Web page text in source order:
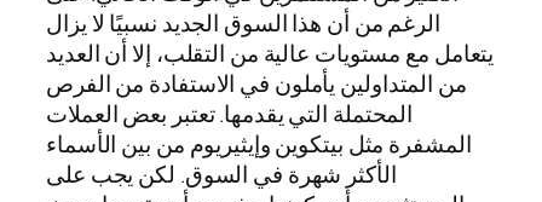
الرغم من أن هذا السوق الجديد نسبيًا لا يزال
يتعامل مع مستويات عالية من التقلب، إلا أن العديد
من المتداولين يأملون في الاستفادة من الفرص
المحتملة التي يقدمها. تعتبر بعض العملات
المشفرة مثل بيتكوين وإيثيريوم من بين الأسماء
الأكثر شهرة في السوق. لكن يجب على